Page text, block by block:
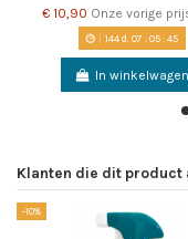
€ 10,90 Onze vorige
144d. 07 :05:45
In winkelwagen
Klanten die dit product
-10%